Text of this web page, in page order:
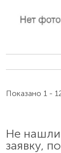
Показано 1 -
Не
заявку,